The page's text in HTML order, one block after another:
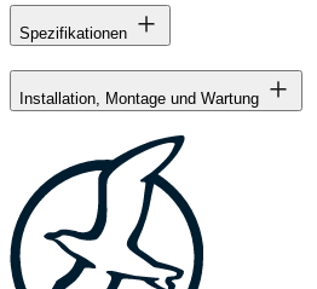
Spezifikationen
Installation, Montage und Wartung